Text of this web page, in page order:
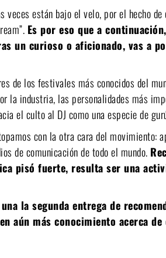
veces están bajo el velo, por el hecho
Es por eso que a
un curioso o aficionado, vas a
de los festivales más conocidos del
la industria, las personalidades más
el culto al DJ como una especie de
con la otra cara del movimiento:
de comunicación de todo el mundo.
pisó fuerte, resulta ser una
la segunda entrega de
aún más conocimiento acerca